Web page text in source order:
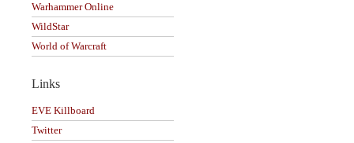
Warhammer Online
WildStar
World of Warcraft
Links
EVE Killboard
Twitter